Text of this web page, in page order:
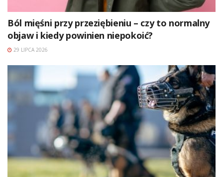
Ból mięśni przy przeziębieniu – czy to normalny
objaw i kiedy powinien niepokoić?
29 LIPCA 2026